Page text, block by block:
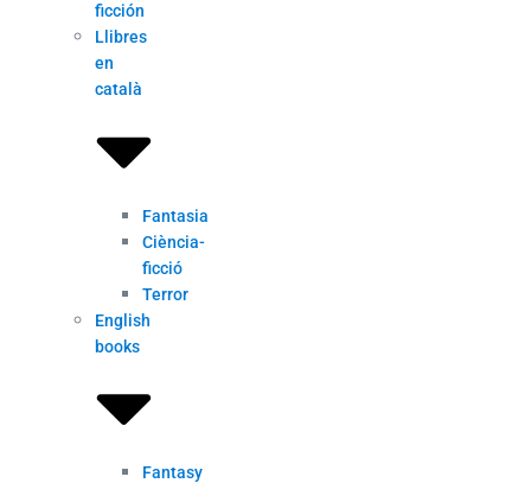
ficción
Llibres
en
català
Fantasia
Ciència-
ficció
Terror
English
books
Fantasy